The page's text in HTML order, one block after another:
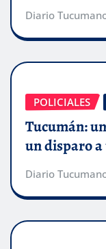
Diario
POLICIALES
Tucumán:
un disparo
Diario